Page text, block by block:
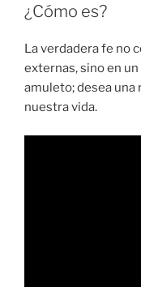
¿Cómo es?
La verdadera fe no
externas, sino en
amuleto; desea
nuestra vida.